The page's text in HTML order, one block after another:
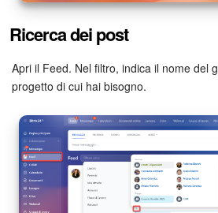
Dipendenti
Knowledge base
Firma elettronica
Firma elettronica per HR
Automazione
Flussi di lavoro
Ricerca dei post
Apri il Feed. Nel filtro, indica il nome del
progetto di cui hai bisogno.